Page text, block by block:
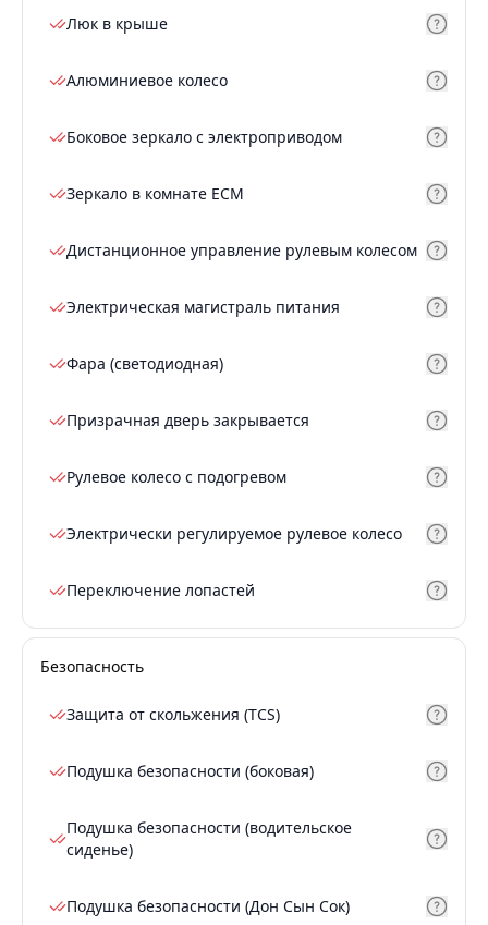
Люк в крыше
Алюминиевое колесо
Боковое зеркало с электроприводом
Зеркало в комнате ECM
Дистанционное управление рулевым колесом
Электрическая магистраль питания
Фара (светодиодная)
Призрачная дверь закрывается
Рулевое колесо с подогревом
Электрически регулируемое рулевое колесо
Переключение лопастей
Безопасность
Защита от скольжения (TCS)
Подушка безопасности (боковая)
Подушка безопасности (водительское
сиденье)
Подушка безопасности (Дон Сын Сок)